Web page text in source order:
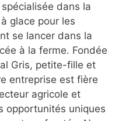
dans la
glace pour les
se lancer dans la
à la ferme. Fondée
Gris, petite-fille et
entreprise est fière
agricole et
opportunités uniques